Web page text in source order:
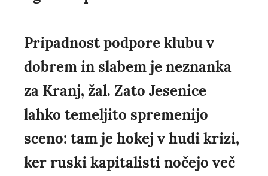
Pripadnost podpore klubu v
dobrem in slabem je neznanka
za Kranj, žal. Zato Jesenice
lahko temeljito spremenijo
sceno: tam je hokej v hudi krizi,
ker ruski kapitalisti nočejo več